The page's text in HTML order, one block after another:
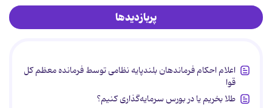
پربازدیدها
اعلام احکام فرماندهان بلندپایه نظامی توسط فرمانده معظم کل
قوا
طلا بخریم یا در بورس سرمایه‌گذاری کنیم؟